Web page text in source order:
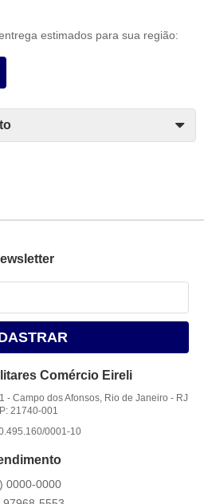
estimados para sua região:
Comércio Eireli
-Campo dos Afonsos, Rio de Janeiro - RJ
21740-001
0001-10
0000-0000